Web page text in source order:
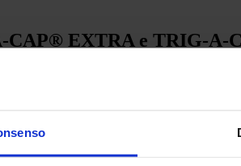
CAP® EXTRA e TRIG-
facilmente e a lungo senza stancarvi.
TRIG-A-CAP®